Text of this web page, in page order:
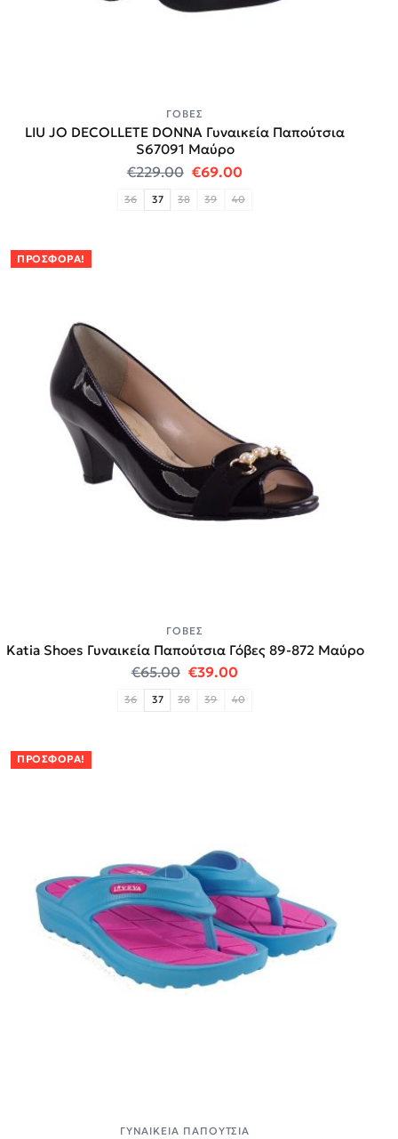
ΓΌΒΕΣ
LIU JO DECOLLETE DONNA Γυναικεία Παπούτσια
S67091 Μαύρο
€229.00 Original price was: €229.00.
€69.00Η τρέχουσα τιμή
36 37 38 39 40
ΠΡΟΣΦΟΡΆ!
ΓΌΒΕΣ
Katia Shoes Γυναικεία Παπούτσια Γόβες 89-872 Μαύρο
€65.00 Original price was: €65.00.
€39.00Η τρέχουσα τιμή
36 37 38 39 40
ΠΡΟΣΦΟΡΆ!
ΓΥΝΑΙΚΕΊΑ ΠΑΠΟΎΤΣΙΑ